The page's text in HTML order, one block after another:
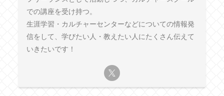
での講座を受け持つ。
生涯学習・カルチャーセンターなどについての情報発
信をして、学びたい人・教えたい人にたくさん伝えて
いきたいです！